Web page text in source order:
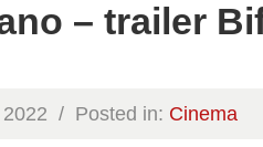
– trailer
2022 / Posted in: Cinema